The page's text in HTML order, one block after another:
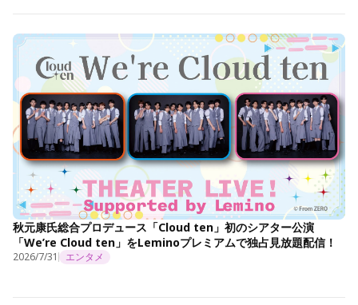
秋元康氏総合プロデュース「Cloud ten」初のシアター公演
「We’re Cloud ten」をLeminoプレミアムで独占見放題配信！
2026/7/31 エンタメ